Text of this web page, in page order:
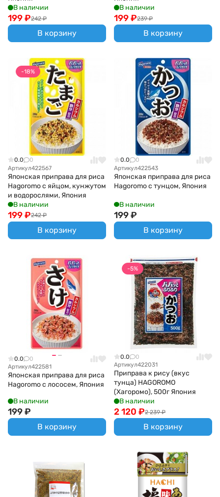
В наличии
242 ₽
199₽
В корзину
В наличии
239 ₽
199₽
В корзину
-18%
0.0
0
Артикул422567
Японская приправа для риса
Hagoromo с яйцом, кунжутом
и водорослями, Япония
В наличии
242 ₽
199₽
В корзину
0.0
0
Артикул422543
Японская приправа для риса
Hagoromo с тунцом, Япония
В наличии
199₽
В корзину
0.0
0
Артикул422581
Японская приправа для риса
Hagoromo с лососем, Япония
В наличии
199₽
В корзину
-5%
0.0
0
Артикул422031
Приправа к рису (вкус
тунца) HAGOROMO
(Хагоромо), 500г Япония
В наличии
2 239 ₽
2 120 ₽
В корзину